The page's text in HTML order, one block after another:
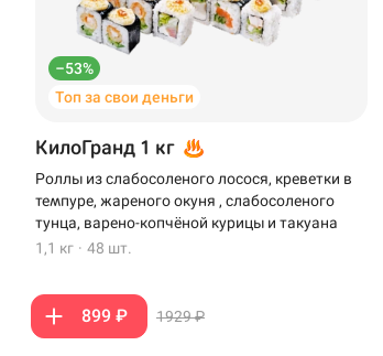
–53%
Топ за свои деньги
КилоГранд 1 кг
Роллы из слабосоленого лосося, креветки в
темпуре, жареного окуня , слабосоленого
тунца, варено-копчёной курицы и такуана
1,1 кг · 48 шт.
899 ₽ 1929 ₽